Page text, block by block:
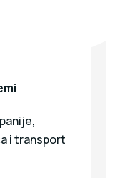
i transport